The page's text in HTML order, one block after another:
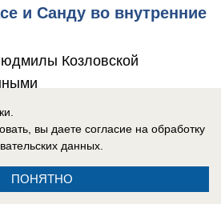
и Санду во внутренние
Козловской
вы даете согласие на обработку
данных.
ПОНЯТНО